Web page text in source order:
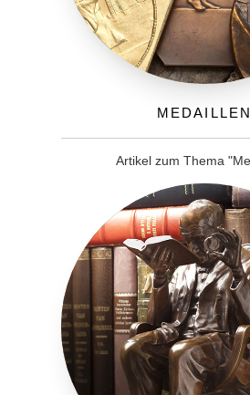
Medaillen
Artikel zum Thema